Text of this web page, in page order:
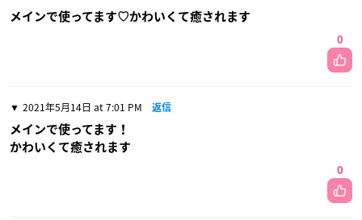
メインで使ってます♡かわいくて癒されます
0
2021年5月14日 at 7:01 PM 返信
メインで使ってます！
かわいくて癒されます
0